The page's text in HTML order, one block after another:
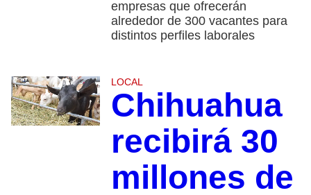
empresas que ofrecerán
alrededor de 300 vacantes para
distintos perfiles laborales
LOCAL
Chihuahua
recibirá 30
millones de